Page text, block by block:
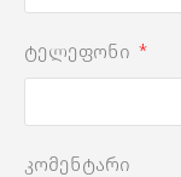
ტელეფონი
კომენტარი